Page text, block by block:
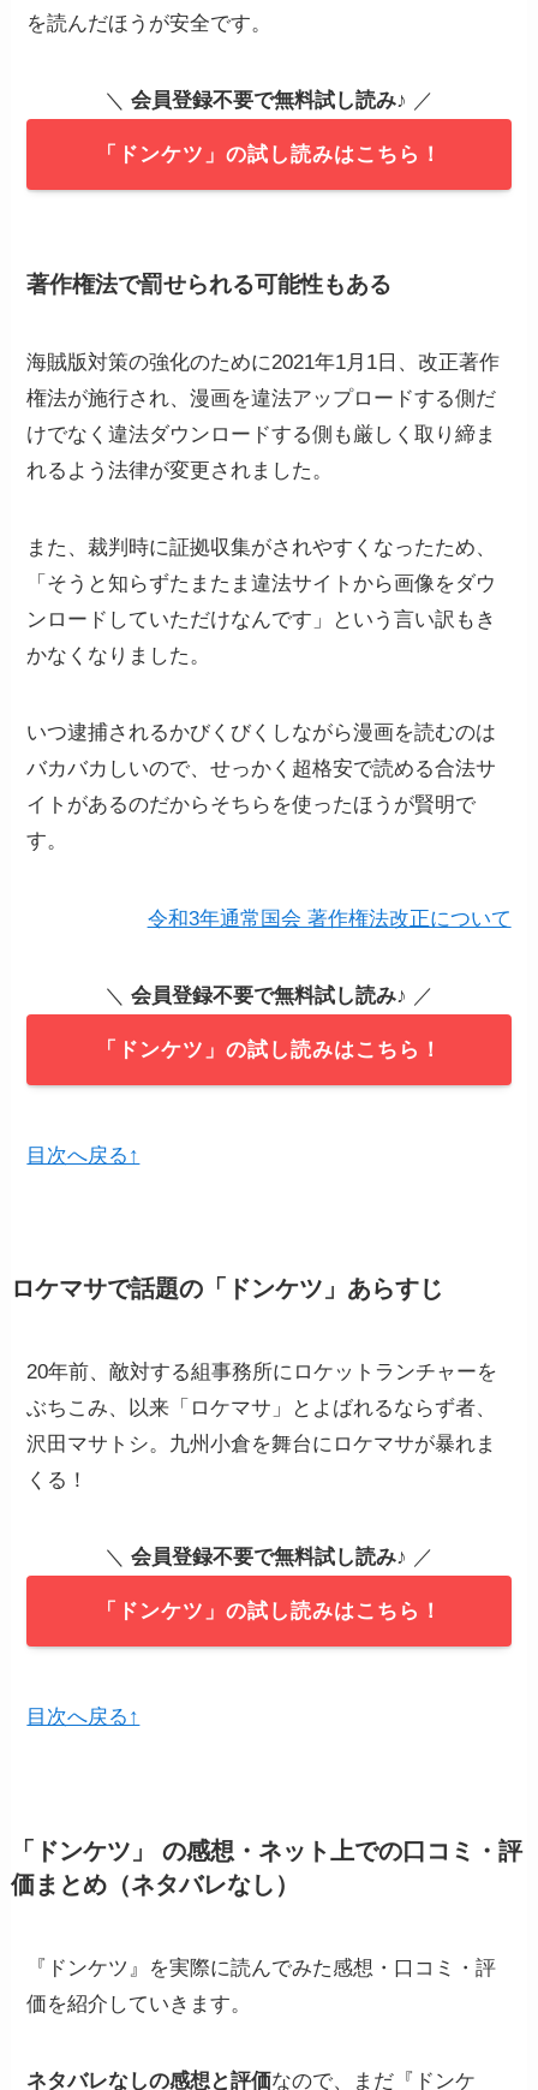
を読んだほうが安全です。
＼ 会員登録不要で無料試し読み♪ ／
「ドンケツ」の試し読みはこちら！
著作権法で罰せられる可能性もある
海賊版対策の強化のために2021年1月1日、改正著作
権法が施行され、漫画を違法アップロードする側だ
けでなく違法ダウンロードする側も厳しく取り締ま
れるよう法律が変更されました。
また、裁判時に証拠収集がされやすくなったため、
「そうと知らずたまたま違法サイトから画像をダウ
ンロードしていただけなんです」という言い訳もき
かなくなりました。
いつ逮捕されるかびくびくしながら漫画を読むのは
バカバカしいので、せっかく超格安で読める合法サ
イトがあるのだからそちらを使ったほうが賢明で
す。
令和3年通常国会 著作権法改正について
＼ 会員登録不要で無料試し読み♪ ／
「ドンケツ」の試し読みはこちら！
目次へ戻る↑
ロケマサで話題の「ドンケツ」あらすじ
20年前、敵対する組事務所にロケットランチャーを
ぶちこみ、以来「ロケマサ」とよばれるならず者、
沢田マサトシ。九州小倉を舞台にロケマサが暴れま
くる！
＼ 会員登録不要で無料試し読み♪ ／
「ドンケツ」の試し読みはこちら！
目次へ戻る↑
「ドンケツ」 の感想・ネット上での口コミ・評
価まとめ（ネタバレなし）
『ドンケツ』を実際に読んでみた感想・口コミ・評
価を紹介していきます。
ネタバレなしの感想と評価なので、まだ『ドンケ